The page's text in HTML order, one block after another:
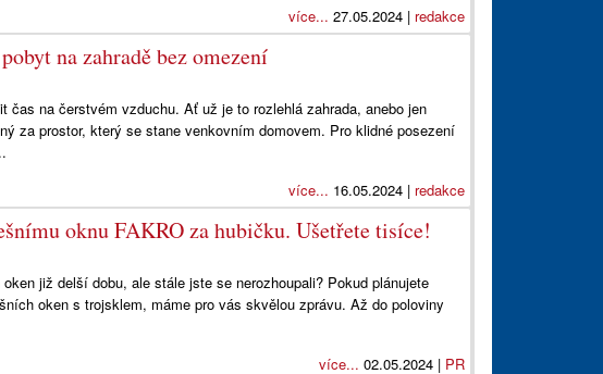
více... 27.05.2024 | redakce
na zahradě bez omezení
čas na čerstvém vzduchu. Ať už je to rozlehlá zahrada, anebo jen
za prostor, který se stane venkovním domovem. Pro klidné posezení
více... 16.05.2024 | redakce
oknu FAKRO za hubičku. Ušetřete tisíce!
již delší dobu, ale stále jste se nerozhoupali? Pokud plánujete
oken s trojsklem, máme pro vás skvělou zprávu. Až do poloviny
více... 02.05.2024 | PR